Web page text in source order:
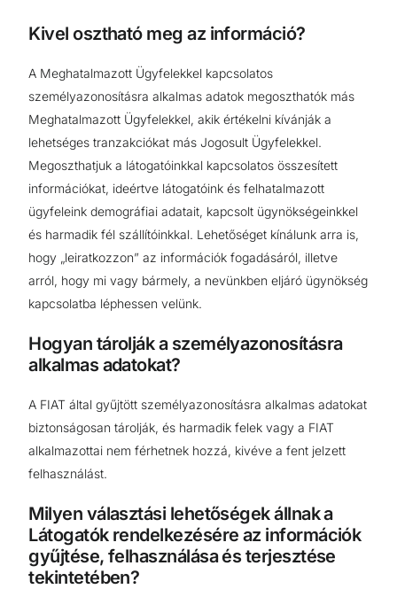
Kivel osztható meg az információ?
A Meghatalmazott Ügyfelekkel kapcsolatos
személyazonosításra alkalmas adatok megoszthatók más
Meghatalmazott Ügyfelekkel, akik értékelni kívánják a
lehetséges tranzakciókat más Jogosult Ügyfelekkel.
Megoszthatjuk a látogatóinkkal kapcsolatos összesített
információkat, ideértve látogatóink és felhatalmazott
ügyfeleink demográfiai adatait, kapcsolt ügynökségeinkkel
és harmadik fél szállítóinkkal. Lehetőséget kínálunk arra is,
hogy „leiratkozzon” az információk fogadásáról, illetve
arról, hogy mi vagy bármely, a nevünkben eljáró ügynökség
kapcsolatba léphessen velünk.
Hogyan tárolják a személyazonosításra
alkalmas adatokat?
A FIAT által gyűjtött személyazonosításra alkalmas adatokat
biztonságosan tárolják, és harmadik felek vagy a FIAT
alkalmazottai nem férhetnek hozzá, kivéve a fent jelzett
felhasználást.
Milyen választási lehetőségek állnak a
Látogatók rendelkezésére az információk
gyűjtése, felhasználása és terjesztése
tekintetében?